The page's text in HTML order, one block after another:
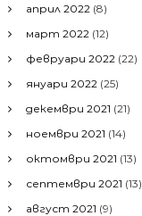
април 2022 (8)
март 2022 (12)
февруари 2022 (22)
януари 2022 (25)
декември 2021 (21)
ноември 2021 (14)
октомври 2021 (13)
септември 2021 (13)
август 2021 (9)